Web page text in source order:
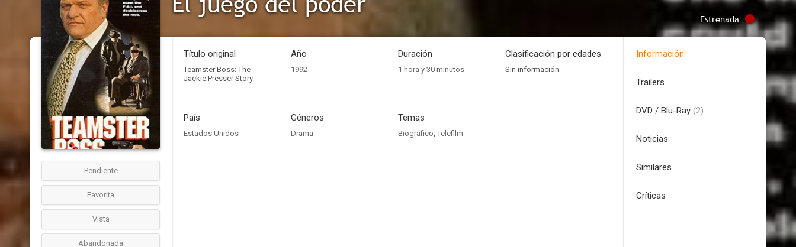
Estrenada
Pendiente
Favorita
Vista
Abandonada
Título original
Teamster Boss: The
Jackie Presser Story
Año
1992
Duración
1 hora y 30 minutos
Clasificación por edades
Sin información
País
Estados Unidos
Géneros
Drama
Temas
Biográfico, Telefilm
Información
Trailers
DVD / Blu-Ray (2)
Noticias
Similares
Críticas